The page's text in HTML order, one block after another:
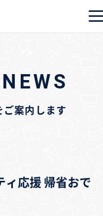
ご案内します
応援 帰省おで